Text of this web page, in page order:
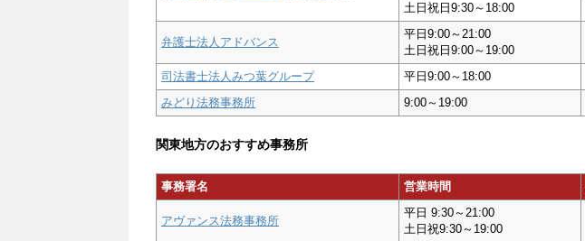
土日祝日9:30～18:00
弁護士法人アドバンス
平日9:00～21:00
土日祝日9:00～19:00
司法書士法人みつ葉グループ 平日9:00～18:00
みどり法務事務所
9:00～19:00
関東地方のおすすめ事務所
事務署名 営業時間
アヴァンス法務事務所
平日 9:30～21:00
土日祝9:30～19:00